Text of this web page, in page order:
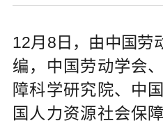
12月8日，由中国劳
编，中国劳动学会
障科学研究院、中
国人力资源社会保